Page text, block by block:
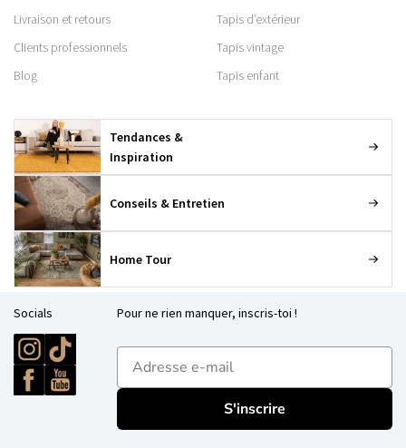
Livraison et retours
Clients professionnels
Blog
Tapis d’extérieur
Tapis vintage
Tapis enfant
Tendances &
Inspiration
Conseils & Entretien
Home Tour
Socials Pour ne rien manquer, inscris-toi !
E-mailadres
S'inscrire